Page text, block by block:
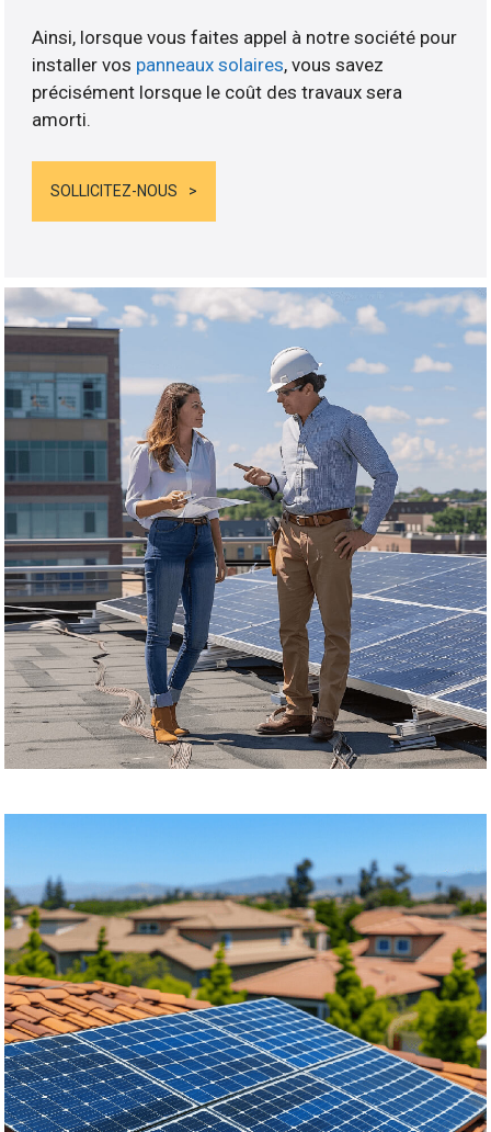
Ainsi, lorsque vous faites appel à notre société pour
installer vos panneaux solaires, vous savez
précisément lorsque le coût des travaux sera
amorti.
SOLLICITEZ-NOUS